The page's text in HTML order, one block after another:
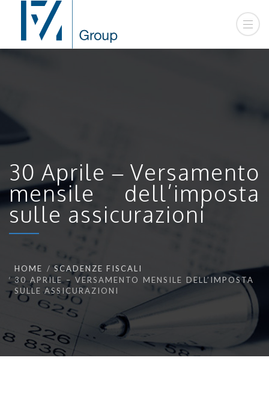
30 Aprile – Versamento
mensile dell’imposta
sulle assicurazioni
HOME
SCADENZE FISCALI
30 APRILE – VERSAMENTO MENSILE DELL’IMPOSTA
SULLE ASSICURAZIONI